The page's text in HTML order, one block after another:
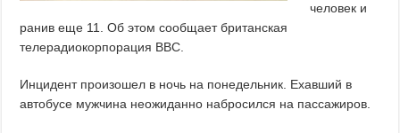
человек и
ранив еще 11. Об этом сообщает британская
телерадиокорпорация ВВС.
Инцидент произошел в ночь на понедельник. Ехавший в
автобусе мужчина неожиданно набросился на пассажиров.